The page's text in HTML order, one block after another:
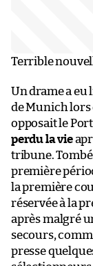
Terrible
Un drame a eu
de Munich lors
opposait le
perdu la vie
tribune.
première
la première
réservée à la
après malgré
secours,
presse